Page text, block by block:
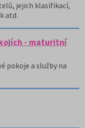
jejich klasifikací,
atd.
- maturitní
pokoje a služby na